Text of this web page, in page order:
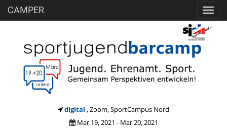
CAMPER
digital , Zoom, SportCampus Nord
Mar 19, 2021 - Mar 20, 2021